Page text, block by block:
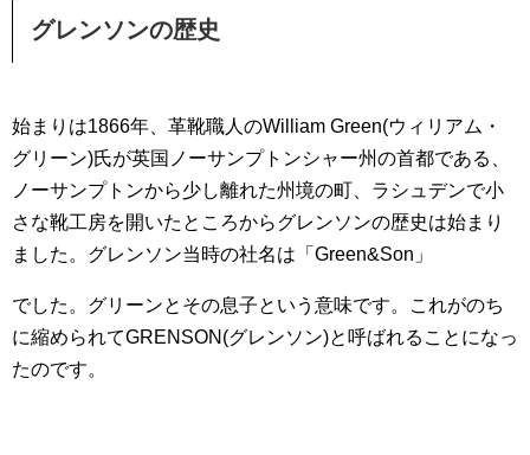
グレンソンの歴史
始まりは1866年、革靴職人のWilliam Green(ウィリアム・
グリーン)氏が英国ノーサンプトンシャー州の首都である、
ノーサンプトンから少し離れた州境の町、ラシュデンで小
さな靴工房を開いたところからグレンソンの歴史は始まり
ました。グレンソン当時の社名は「Green&Son」
でした。グリーンとその息子という意味です。これがのち
に縮められてGRENSON(グレンソン)と呼ばれることになっ
たのです。